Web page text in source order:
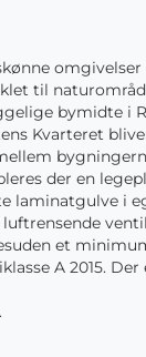
omgivelser
til
bymidte i
Kvarteret
der en
laminatgulve i
et
A 2015. Der